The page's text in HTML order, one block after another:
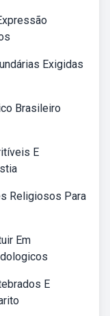
Exigidas
Brasileiro
E
Religiosos Para
Em
E